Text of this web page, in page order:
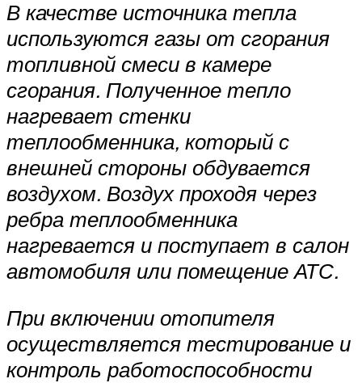
В качестве источника тепла
используются газы от сгорания
топливной смеси в камере
сгорания. Полученное тепло
нагревает стенки
теплообменника, который с
внешней стороны обдувается
воздухом. Воздух проходя через
ребра теплообменника
нагревается и поступает в салон
автомобиля или помещение АТС.
При включении отопителя
осуществляется тестирование и
контроль работо­способности